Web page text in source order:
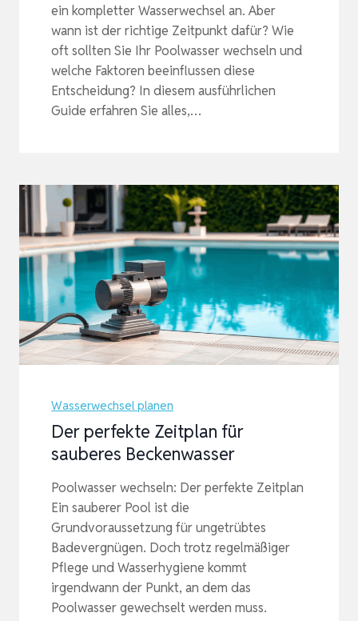
ein kompletter Wasserwechsel an. Aber
wann ist der richtige Zeitpunkt dafür? Wie
oft sollten Sie Ihr Poolwasser wechseln und
welche Faktoren beeinflussen diese
Entscheidung? In diesem ausführlichen
Guide erfahren Sie alles,…
Wasserwechsel planen
Der perfekte Zeitplan für
sauberes Beckenwasser
Poolwasser wechseln: Der perfekte Zeitplan
Ein sauberer Pool ist die
Grundvoraussetzung für ungetrübtes
Badevergnügen. Doch trotz regelmäßiger
Pflege und Wasserhygiene kommt
irgendwann der Punkt, an dem das
Poolwasser gewechselt werden muss.